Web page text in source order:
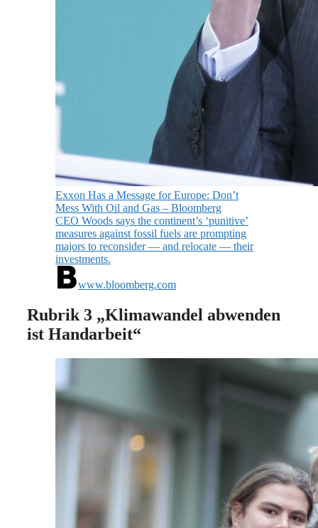
Exxon Has a Message for Europe: Don’t
Mess With Oil and Gas – Bloomberg
CEO Woods says the continent’s ‘punitive’
measures against fossil fuels are prompting
majors to reconsider — and relocate — their
investments.
www.bloomberg.com
Rubrik 3 „Klimawandel abwenden
ist Handarbeit“